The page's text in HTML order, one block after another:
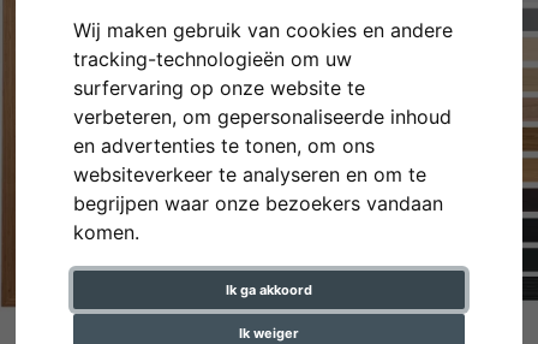
Wij maken gebruik van cookies en andere
tracking-technologieën om uw
surfervaring op onze website te
verbeteren, om gepersonaliseerde inhoud
en advertenties te tonen, om ons
websiteverkeer te analyseren en om te
begrijpen waar onze bezoekers vandaan
komen.
Ik ga akkoord
Ik weiger
Terug